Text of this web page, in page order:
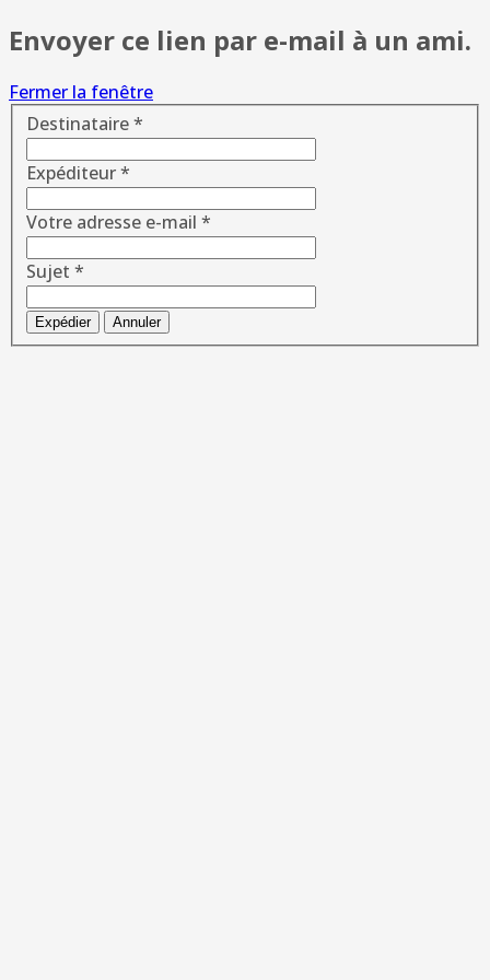
Envoyer ce lien par e-mail à un ami.
Fermer la fenêtre
Destinataire*
Expéditeur*
Votre adresse e-mail *
Sujet *
Expédier Annuler